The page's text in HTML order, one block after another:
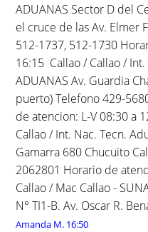
ADUANAS Sector D del
el cruce de las Av. Elmer
512-1737, 512-1730
16:15 Callao / Callao /
ADUANAS Av. Guardia
puerto) Telefono 429-
de atencion: L-V 08:30 a
Callao / Int. Nac. Tecn.
Gamarra 680 Chucuito
2062801 Horario de
Callao / Mac Callao -
N° TI1-B. Av. Oscar R.
Amanda M. 16:50